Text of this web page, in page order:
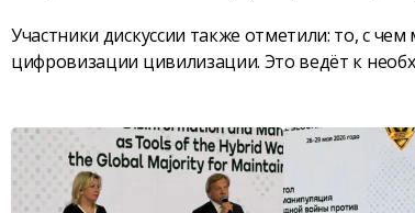
Участники дискуссии также отметили: то, с
цифровизации цивилизации. Это ведёт к